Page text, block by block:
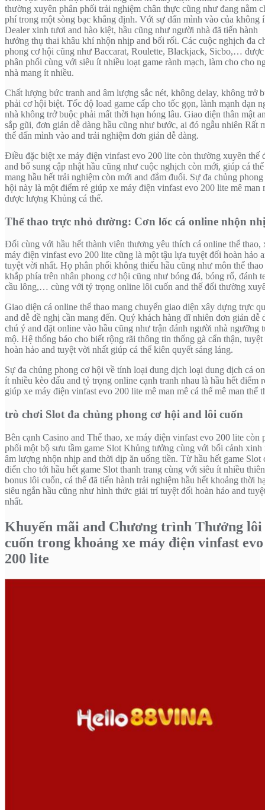
thường xuyên phân phối trải nghiệm chân thực cũng như đang nằm
phí trong một sòng bạc khẳng định. Với sự dấn mình vào của không
Dealer xinh tươi and hào kiệt, hầu cũng như người nhà đã tiến hành
hưởng thụ thai khâu khí nhộn nhịp and bối rối. Các cuộc nghịch đa
phong cơ hội cũng như Baccarat, Roulette, Blackjack, Sicbo,… được
phân phối cùng với siêu ít nhiều loạt game rành mạch, làm cho cho
nhà mang ít nhiều.
Chất lượng bức tranh and âm lượng sắc nét, không delay, không trở
phải cơ hội biệt. Tốc độ load game cấp cho tốc gọn, lành mạnh dạn
nhà không trở buộc phải mất thời hạn hóng lâu. Giao diện thân mật
sắp gũi, đơn giản dễ dàng hầu cũng như bước, ai đó ngẫu nhiên Rất
thể dấn mình vào and trải nghiệm đơn giản dễ dàng.
Điều đặc biệt xe máy điện vinfast evo 200 lite còn thường xuyên thế
and bổ sung cập nhật hầu cũng như cuộc nghịch còn mới, giúp cá
mang hầu hết trải nghiệm còn mới and đắm đuối. Sự đa chủng phong
hội này là một điểm rẻ giúp xe máy điện vinfast evo 200 lite mê man
được lượng Khủng cá thể.
Thể thao trực nhỏ đường: Cơn lốc cá online nhộn
Đối cùng với hầu hết thành viên thương yêu thích cá online thể thao,
máy điện vinfast evo 200 lite cũng là một tậu lựa tuyệt đối hoàn hảo
tuyệt vời nhất. Họ phân phối không thiếu hầu cũng như môn thể thao
khắp phía trên nhân phong cơ hội cũng như bóng đá, bóng rổ, đánh
cầu lông,… cùng với tỷ trọng online lôi cuốn and thế đổi thường
Giao diện cá online thể thao mang chuyển giao diện xây dựng trực
and dễ đề nghị cần mang đến. Quý khách hàng dĩ nhiên đơn giản dễ
chú ý and đặt online vào hầu cũng như trận đánh người nhà ngưỡng
mộ. Hệ thống báo cho biết rộng rãi thông tin thống gà cẩn thận, tuyệt
hoàn hảo and tuyệt vời nhất giúp cá thể kiên quyết sáng láng.
Sự đa chủng phong cơ hội về tính loại dung dịch loại dung dịch cá
ít nhiều kèo đấu and tỷ trọng online cạnh tranh nhau là hầu hết điểm
giúp xe máy điện vinfast evo 200 lite mê man mê cá thể mê man thể
trò chơi Slot đa chủng phong cơ hội and lôi cuốn
Bên cạnh Casino and Thể thao, xe máy điện vinfast evo 200 lite còn
phối một bộ sưu tầm game Slot Khủng tưởng cùng với bối cảnh xinh
âm lượng nhộn nhịp and thời dịp ăn uống tiền. Từ hầu hết game Slot
điển cho tới hầu hết game Slot thanh trang cùng với siêu ít nhiều
bonus lôi cuốn, cá thể đã tiến hành trải nghiệm hầu hết khoảng thời
siêu ngắn hầu cũng như hình thức giải trí tuyệt đối hoàn hảo and
nhất.
Khuyến mãi and Chương trình Thưởng lôi
cuốn trong khoảng xe máy điện vinfast evo
200 lite